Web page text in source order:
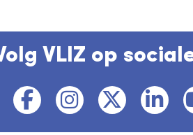
VLIZ op